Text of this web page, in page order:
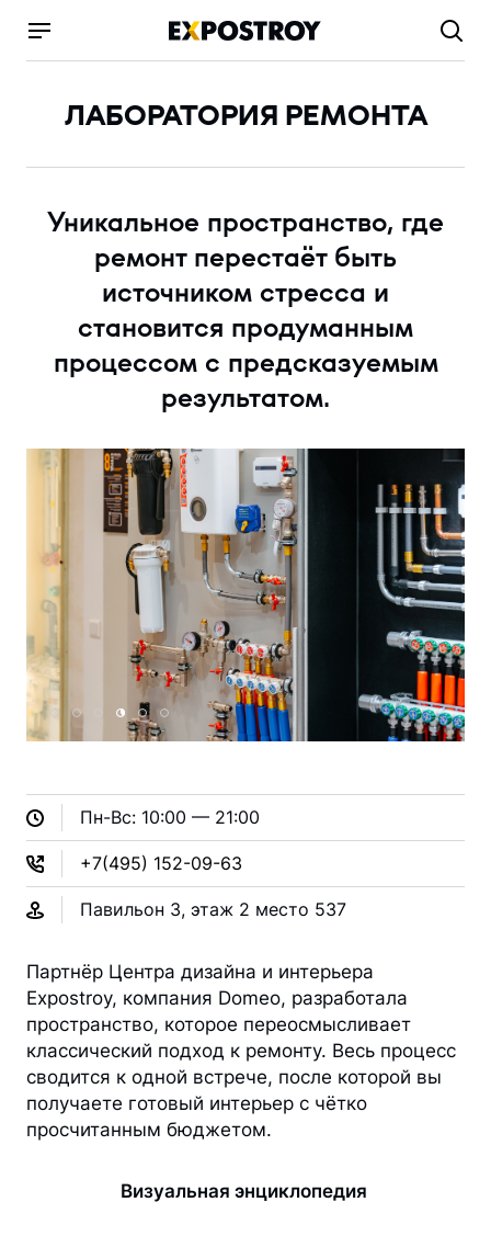
ЛАБОРАТОРИЯ РЕМОНТА
Уникальное пространство, где
ремонт перестаёт быть
источником стресса и
становится продуманным
процессом с предсказуемым
результатом.
Пн-Вс: 10:00 — 21:00
+7(495) 152-09-63
Павильон 3, этаж 2 место 537
Партнёр Центра дизайна и интерьера
Expostroy, компания Domeo, разработала
пространство, которое переосмысливает
классический подход к ремонту. Весь процесс
сводится к одной встрече, после которой вы
получаете готовый интерьер с чётко
просчитанным бюджетом.
Визуальная энциклопедия